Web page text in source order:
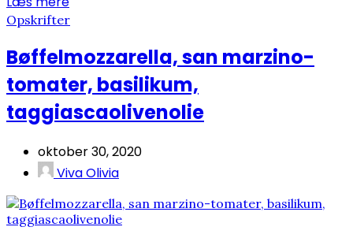
Opskrifter
Bøffelmozzarella, san marzino-
tomater, basilikum,
taggiascaolivenolie
oktober 30, 2020
Viva Olivia